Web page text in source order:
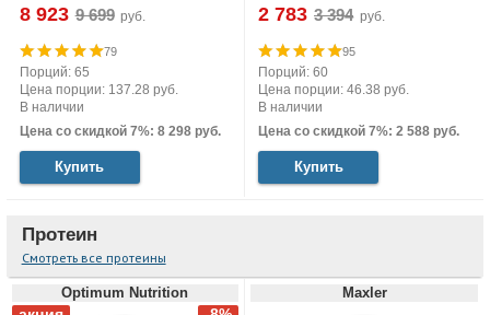
8 923 руб.
79
Порций: 65
Цена порции: 137.28 руб.
В наличии
Цена со скидкой 7%: 8 298 руб.
Купить
2 783 руб.
95
Порций: 60
Цена порции: 46.38 руб.
В наличии
Цена со скидкой 7%: 2 588 руб.
Купить
Протеин
Смотреть все протеины
Optimum Nutrition Maxler